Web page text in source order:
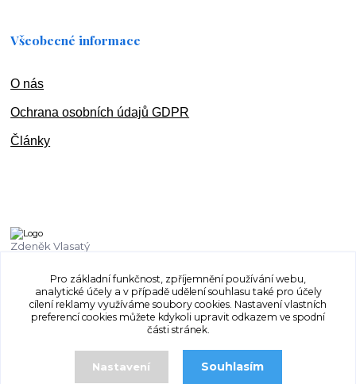
Všeobecné informace
O nás
Ochrana osobních údajů GDPR
Články
Zdeněk Vlasatý
vlasaty.zdenek@centrum.cz
Pro základní funkčnost, zpříjemnění používání webu,
analytické účely a v případě udělení souhlasu také pro účely
cílení reklamy využíváme soubory cookies. Nastavení vlastních
preferencí cookies můžete kdykoli upravit odkazem ve spodní
části stránek.
Nastavení Souhlasím